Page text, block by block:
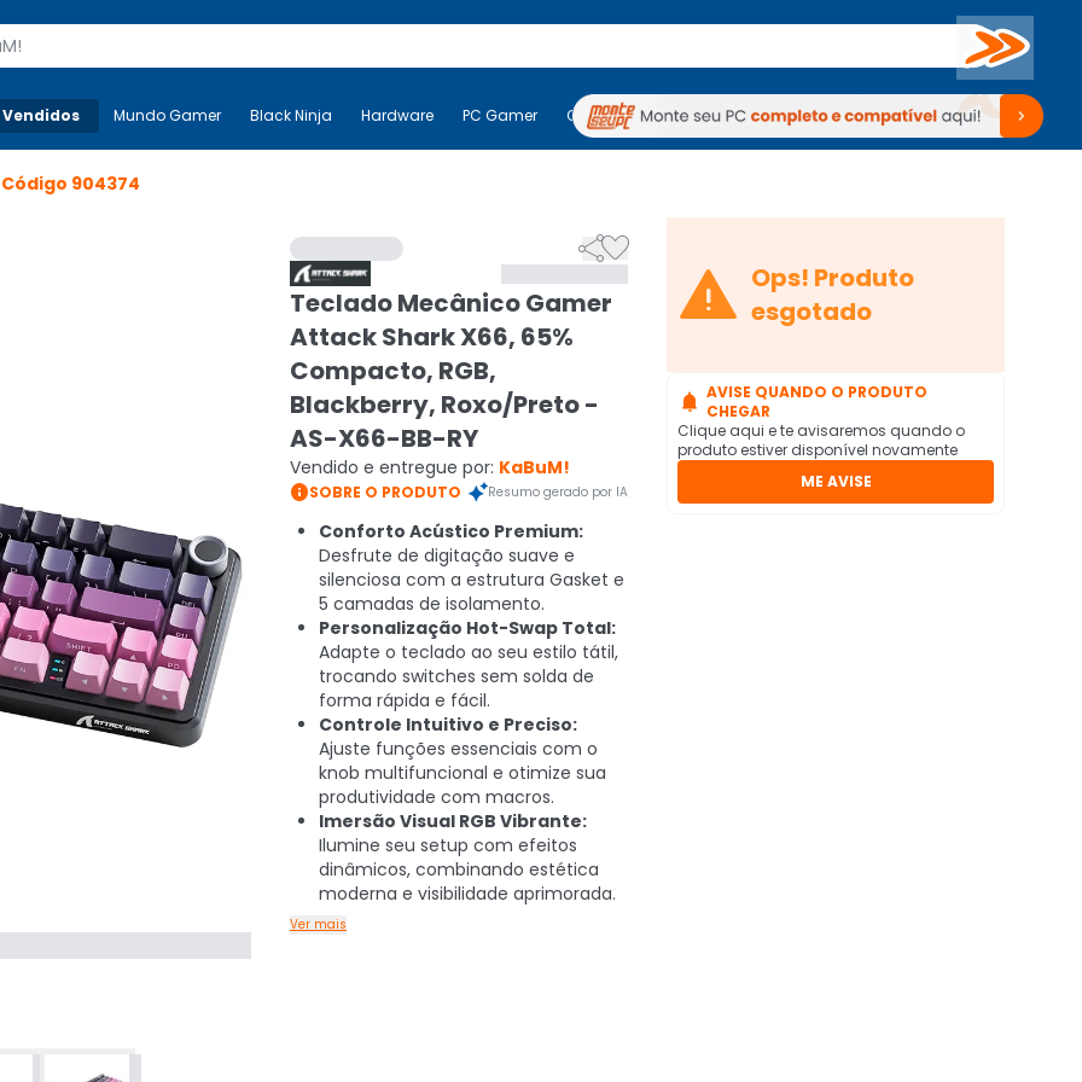
Buscar
Mais-v- Mundo Gamer Black Ninja Hardware PC Gamer Computadores Periféricos TV Venda no KaBuM!
Mundo Gamer Black Ninja Hardware PC Gamer Computadores Periféricos TV Venda no KaBuM!
Código 904374

Teclado Mecânico Gamer
Attack Shark X66, 65%
Compacto, RGB,
Blackberry, Roxo/Preto -
AS-X66-BB-RY
Vendido e entregue por: KaBuM!
SOBRE O PRODUTO Resumo gerado por IA
Conforto Acústico Premium:
Desfrute de digitação suave e
silenciosa com a estrutura Gasket e
5 camadas de isolamento.
Personalização Hot-Swap Total:
Adapte o teclado ao seu estilo tátil,
trocando switches sem solda de
forma rápida e fácil.
Controle Intuitivo e Preciso:
Ajuste funções essenciais com o
knob multifuncional e otimize sua
produtividade com macros.
Imersão Visual RGB Vibrante:
Ilumine seu setup com efeitos
dinâmicos, combinando estética
moderna e visibilidade aprimorada.
Ver mais
 Ops! Produto
esgotado
 AVISE QUANDO O PRODUTO
CHEGAR
Clique aqui e te avisaremos quando o
produto estiver disponível novamente
ME AVISE